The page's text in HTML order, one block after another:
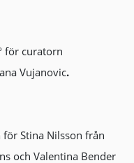
för curatorn
Vujanovic.
för Stina Nilsson från
och Valentina Bender